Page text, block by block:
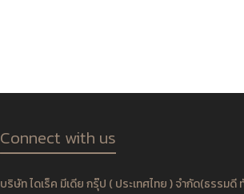
Connect with us
บริษัท ไดเร็ค มีเดีย กรุ๊ป ( ประเทศไทย ) จำกัด(ธรรมดี